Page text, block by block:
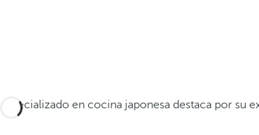
Especializado en cocina japonesa destaca por